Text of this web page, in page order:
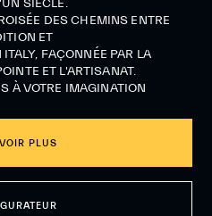
SIÈCLE.
DES CHEMINS ENTRE
ET
FAÇONNÉE PAR LA
ET L'ARTISANAT.
À VOTRE IMAGINATION
PLUS